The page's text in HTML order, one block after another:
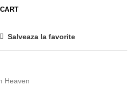
Salveaza la favorite
Heaven